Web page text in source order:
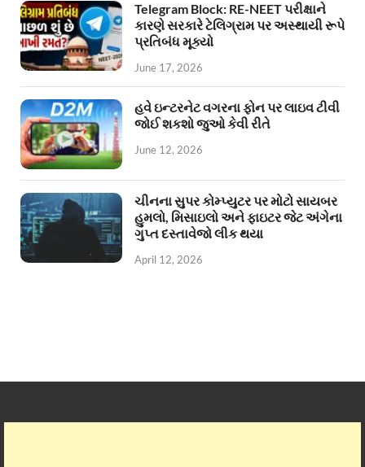
Telegram Block: RE-NEET પરીક્ષાને
કારણે સરકારે ટેલિગ્રામ પર અસ્થાયી રૂપે
પ્રતિબંધ મૂક્યો
June 17, 2026
હવે ઇન્ટરનેટ વગરના ફોન પર લાઇવ ટીવી
જોઈ શકશો જુઓ કેવી રીતે
June 12, 2026
ચીનના સુપર કોમ્પ્યુટર પર મોટો સાયબર
હુમલો, મિસાઇલો અને ફાઇટર જેટ અંગેના
ગુપ્ત દસ્તાવેજો લીક થયા
April 12, 2026